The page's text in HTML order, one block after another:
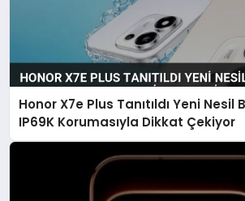
Honor X7e Plus Tanıtıldı Yeni
IP69K Korumasıyla Dikkat Çekiyor